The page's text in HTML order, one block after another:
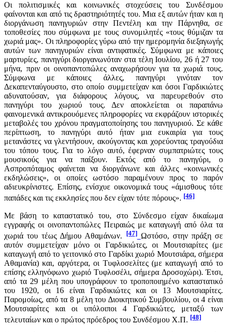
Οι πολιτισμικές και κοινωνικές στοχεύσεις του Συνδέσμου
φαίνονται και από τις δραστηριότητές του. Μια εξ αυτών ήταν και η
διοργάνωση πανηγυριών στην Πεντέλη και την Πάρνηθα, σε
τοποθεσίες που σύμφωνα με τους συνομιλητές «τους θύμιζαν τα
χωριά μας». Οι πληροφορίες γύρω από την ημερομηνία διεξαγωγής
αυτών των πανηγυριών είναι αντιφατικές. Σύμφωνα με κάποιες
μαρτυρίες, πανηγύρι διοργανωνόταν στα τέλη Ιουλίου, 26 ή 27 του
μήνα, πριν οι οινοπαντοπώλες αναχωρήσουν για τα χωριά τους.
Σύμφωνα με κάποιες άλλες, πανηγύρι γινόταν τον
Δεκαπενταύγουστο, στο οποίο συμμετείχαν και όσοι Γαρδικιώτες
αδυνατούσαν, για διάφορους λόγους, να παρευρεθούν στο
πανηγύρι του χωριού τους. Δεν αποκλείεται οι παραπάνω
φαινομενικά αντικρουόμενες πληροφορίες να εκφράζουν ιστορικές
μεταβολές του χρόνου πραγματοποίησης του πανηγυριού. Σε κάθε
περίπτωση, το πανηγύρι αυτό ήταν μια ευκαιρία για τους
μετανάστες να γλεντήσουν, ακούγοντας και χορεύοντας τραγούδια
του τόπου τους. Για το λόγο αυτό, έφερναν συμπατριώτες τους
μουσικούς για να παίξουν. Εκτός από το πανηγύρι, ο
Ασπροπόταμος φαίνεται να διοργάνωνε και άλλες «κοινωνικές
εκδηλώσεις», οι οποίες ωστόσο παραμένουν προς το παρόν
αδιευκρίνιστες. Επίσης, ενίσχυε οικονομικά τους «άμισθους τότε
παπάδες και τις εκκλησίες που δεν είχαν τότε πόρους». [46]
Με βάση το καταστατικό του, στο Σύνδεσμο είχαν δικαίωμα
εγγραφής οι οινοπαντοπώλες Πειραιώς με καταγωγή από όλα τα
χωριά του τέως Δήμου Αθαμάνων.
[47] Ωστόσο, στην πράξη σε
αυτόν συμμετείχαν μόνο οι Γαρδικιώτες, οι Μουτσιαρίτες (με
καταγωγή από το γειτονικό στο Γαρδίκι χωριό Μουτσιάρα, σήμερα
Αθαμανία) και, αργότερα, οι Τυφλοσελίτες (με καταγωγή από το
επίσης ελληνόφωνο χωριό Τυφλοσέλι, σήμερα Δροσοχώρι). Έτσι,
από τα 29 μέλη που υπογράφουν το τροποποιημένο καταστατικό
του 1920, οι 16 είναι Γαρδικιώτες και οι 13 Μουτσιαρίτες.
Παρομοίως, από τα 8 μέλη του Διοικητικού Συμβουλίου, οι 4 είναι
Μουτσιαρίτες και οι υπόλοιποι 4 Γαρδικιώτες, μεταξύ των
τελευταίων και ο πρώτος πρόεδρος του Συνδέσμου Χ.Π. [48]